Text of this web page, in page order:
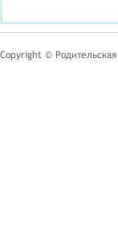
Copyright ©